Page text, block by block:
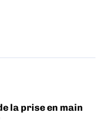
la prise en main